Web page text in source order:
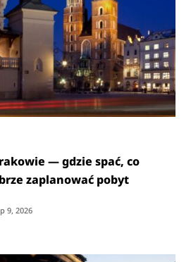
— gdzie spać, co
zaplanować pobyt
9, 2026